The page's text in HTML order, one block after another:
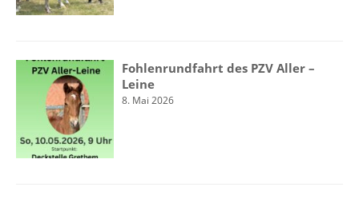
Fohlenrundfahrt des PZV Aller –
Leine
8. Mai 2026